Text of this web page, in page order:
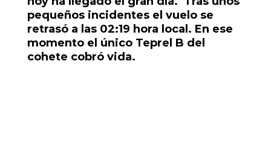
pequeños incidentes el vuelo se
retrasó a las 02:19 hora local. En ese
momento el único Teprel B del
cohete cobró vida.